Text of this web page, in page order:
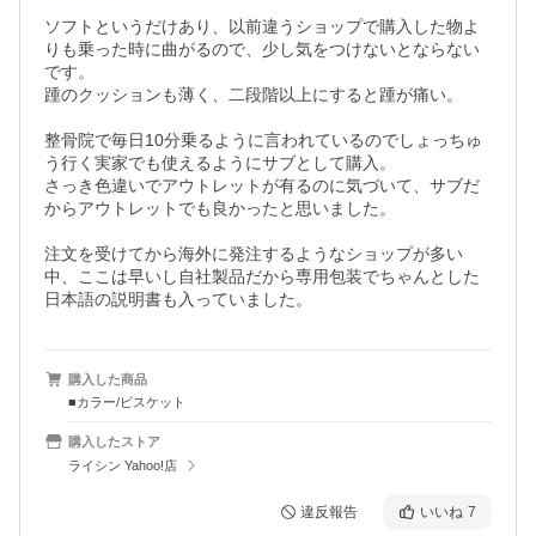
ソフトというだけあり、以前違うショップで購入した物よ
りも乗った時に曲がるので、少し気をつけないとならない
です。
踵のクッションも薄く、二段階以上にすると踵が痛い。
整骨院で毎日10分乗るように言われているのでしょっちゅ
う行く実家でも使えるようにサブとして購入。
さっき色違いでアウトレットが有るのに気づいて、サブだ
からアウトレットでも良かったと思いました。
注文を受けてから海外に発注するようなショップが多い
中、ここは早いし自社製品だから専用包装でちゃんとした
日本語の説明書も入っていました。
購入した商品
■カラー/ビスケット
購入したストア
ライシン Yahoo!店
違反報告 いいね 7